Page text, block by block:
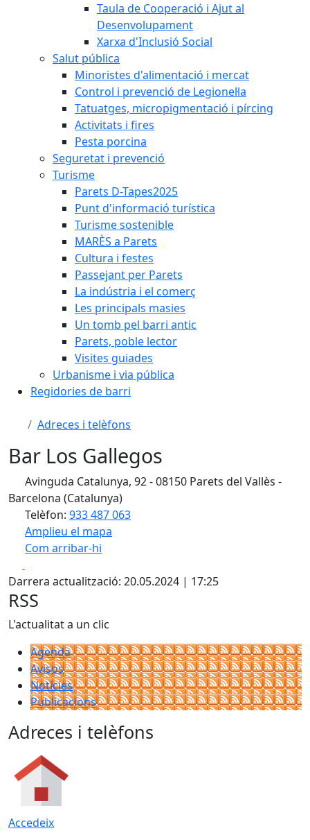
Taula de Cooperació i Ajut al
Desenvolupament
Xarxa d'Inclusió Social
Salut pública
Minoristes d'alimentació i mercat
Control i prevenció de Legionel·la
Tatuatges, micropigmentació i pírcing
Activitats i fires
Pesta porcina
Seguretat i prevenció
Turisme
Parets D-Tapes2025
Punt d'informació turística
Turisme sostenible
MARÈS a Parets
Cultura i festes
Passejant per Parets
La indústria i el comerç
Les principals masies
Un tomb pel barri antic
Parets, poble lector
Visites guiades
Urbanisme i via pública
Regidories de barri
Adreces i telèfons
Bar Los Gallegos
Avinguda Catalunya, 92 - 08150 Parets del Vallès -
Barcelona (Catalunya)
Telèfon: 933 487 063
Amplieu el mapa
Com arribar-hi
+
−
Darrera actualització: 20.05.2024 | 17:25
RSS
L'actualitat a un clic
Agenda
Avisos
Notícies
Publicacions
Adreces i telèfons
Accedeix